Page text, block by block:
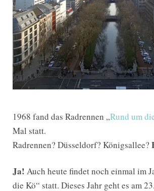
1968 fand das Radrennen „Rund um
Mal statt.
Radrennen? Düsseldorf? Königsallee?
Ja! Auch heute findet noch einmal im
die Kö“ statt. Dieses Jahr geht es am